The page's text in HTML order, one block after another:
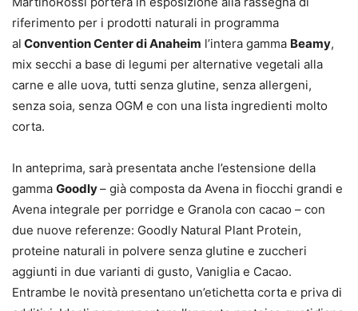
riferimento per i prodotti naturali in programma
al Convention Center di Anaheim l’intera gamma Beamy,
mix secchi a base di legumi per alternative vegetali alla
carne e alle uova, tutti senza glutine, senza allergeni,
senza soia, senza OGM e con una lista ingredienti molto
corta.
In anteprima, sarà presentata anche l’estensione della
gamma Goodly– già composta da Avena in fiocchi grandi e
Avena integrale per porridge e Granola con cacao – con
due nuove referenze: Goodly Natural Plant Protein,
proteine naturali in polvere senza glutine e zuccheri
aggiunti in due varianti di gusto, Vaniglia e Cacao.
Entrambe le novità presentano un’etichetta corta e priva di